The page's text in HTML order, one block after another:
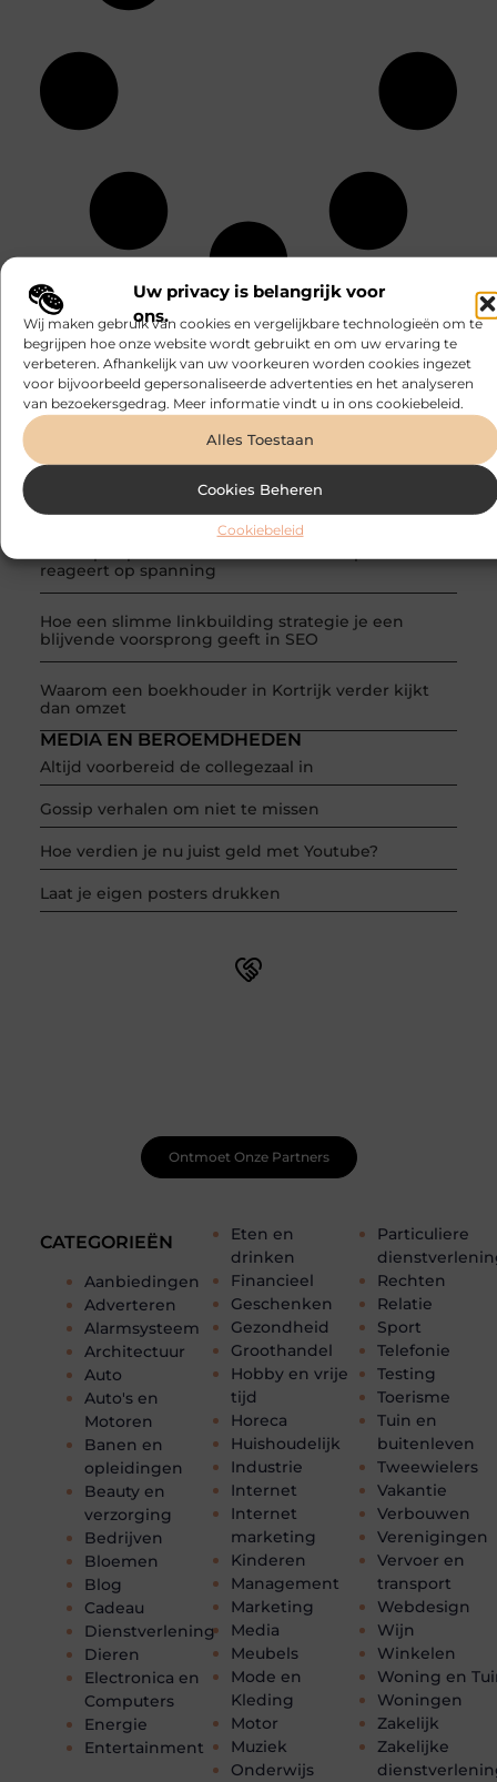
Uw privacy is belangrijk voor
ons.
Wij maken gebruik van cookies en vergelijkbare technologieën om te
begrijpen hoe onze website wordt gebruikt en om uw ervaring te
verbeteren. Afhankelijk van uw voorkeuren worden cookies ingezet
voor bijvoorbeeld gepersonaliseerde advertenties en het analyseren
van bezoekersgedrag. Meer informatie vindt u in ons cookiebeleid.
Alles Toestaan
Cookies Beheren
Cookiebeleid
RECENTE BERICHTEN
Uw vijver opstarten in het voorjaar met een
vijverwinkel in Vlaams-Brabant
Waarom een slagerij in Schoten bouwt op
vertrouwen en vakmanschap
Een vochtbestrijdingsbedrijf inschakelen voor een
reageert op spanning
Hoe een slimme linkbuilding strategie je een
blijvende voorsprong geeft in SEO
Waarom een boekhouder in Kortrijk verder kijkt
dan omzet
CATEGORIEËN
Aanbiedingen
Adverteren
Alarmsysteem
Architectuur
Auto
Auto's en
Motoren
Banen en
opleidingen
Beauty en
verzorging
Bedrijven
Bloemen
Blog
Cadeau
Dienstverlening
Dieren
Electronica en
Computers
Energie
Entertainment
Eten en
drinken
Financieel
Geschenken
Gezondheid
Groothandel
Hobby en vrije
tijd
Horeca
Huishoudelijk
Industrie
Internet
Internet
marketing
Kinderen
Management
Marketing
Media
Meubels
Mode en
Kleding
Motor
Muziek
Onderwijs
Particuliere
Rechten
Relatie
Sport
Telefonie
Testing
Toerisme
Tuin en
buitenleven
Tweewielers
Vakantie
Verbouwen
Verenigingen
Vervoer en
transport
Webdesign
Wijn
Winkelen
Woning en
Woningen
Zakelijk
Zakelijke
MEDIA EN BEROEMDHEDEN
Altijd voorbereid de collegezaal in
Gossip verhalen om niet te missen
Hoe verdien je nu juist geld met Youtube?
Laat je eigen posters drukken
Ontmoet Onze Partners